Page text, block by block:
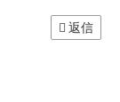
返信